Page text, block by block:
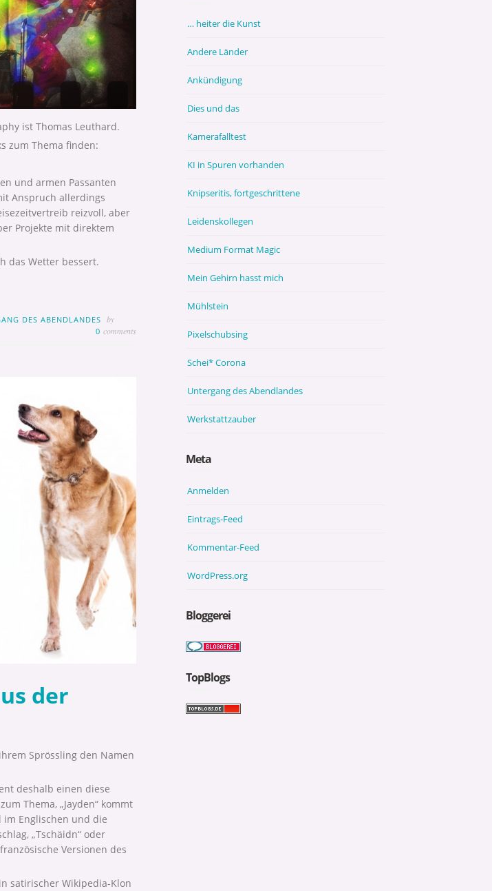
ist Thomas Leuthard.
zum Thema finden:
und armen Passanten
Anspruch allerdings
reizvoll, aber
Projekte mit direktem
das Wetter bessert.
DES ABENDLANDES by
0 comments
der
Sprössling den Namen
deshalb einen diese
Thema, „Jayden“ kommt
im Englischen und die
„Tschäidn“ oder
Versionen des
satirischer Wikipedia-Klon
… heiter die Kunst
Andere Länder
Ankündigung
Dies und das
Kamerafalltest
KI in Spuren vorhanden
Knipseritis, fortgeschrittene
Leidenskollegen
Medium Format Magic
Mein Gehirn hasst mich
Mühlstein
Pixelschubsing
Schei* Corona
Untergang des Abendlandes
Werkstattzauber
Meta
Anmelden
Eintrags-Feed
Kommentar-Feed
WordPress.org
Bloggerei
TopBlogs